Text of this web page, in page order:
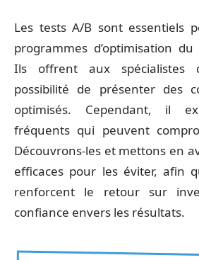
Les tests A/B sont essentiels
programmes d’optimisation
Ils offrent aux spécialistes
possibilité de présenter des
optimisés. Cependant, il
fréquents qui peuvent
Découvrons-les et mettons en
efficaces pour les éviter, afin
renforcent le retour sur
confiance envers les résultats.